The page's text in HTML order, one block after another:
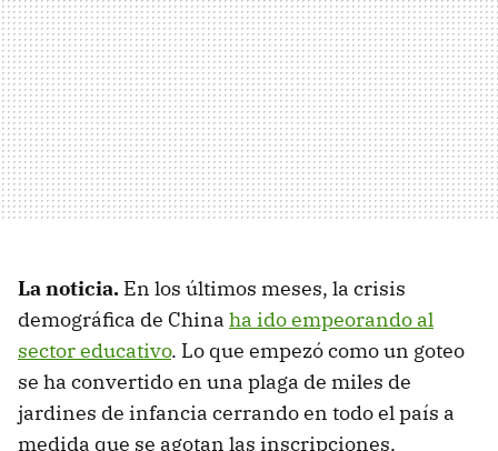
La noticia. En los últimos meses, la crisis
demográfica de China ha ido empeorando al
sector educativo. Lo que empezó como un goteo
se ha convertido en una plaga de miles de
jardines de infancia cerrando en todo el país a
medida que se agotan las inscripciones.